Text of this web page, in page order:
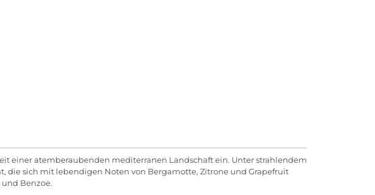
einer atemberaubenden mediterranen Landschaft ein. Unter strahlendem
die sich mit lebendigen Noten von Bergamotte, Zitrone und Grapefruit
Benzoe.